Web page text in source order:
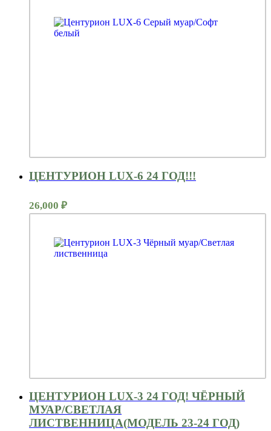
ЦЕНТУРИОН LUX-6 24 ГОД!!!
26,000 ₽
ЦЕНТУРИОН LUX-3 24 ГОД! ЧЁРНЫЙ
МУАР/СВЕТЛАЯ
ЛИСТВЕННИЦА(МОДЕЛЬ 23-24 ГОД)